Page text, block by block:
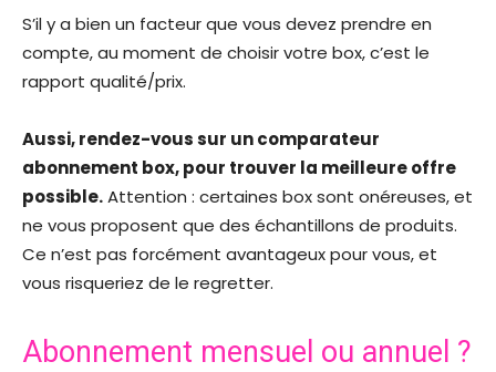
S’il y a bien un facteur que vous devez prendre en
compte, au moment de choisir votre box, c’est le
rapport qualité/prix.
Aussi, rendez-vous sur un comparateur
abonnement box, pour trouver la meilleure offre
possible.Attention : certaines box sont onéreuses, et
ne vous proposent que des échantillons de produits.
Ce n’est pas forcément avantageux pour vous, et
vous risqueriez de le regretter.
Abonnement mensuel ou annuel ?